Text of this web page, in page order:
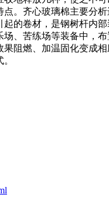
。齐心玻璃棉主要分析
的卷材，是钢树杆内
、苦练场等装备中，布
阻燃、加温固化变成